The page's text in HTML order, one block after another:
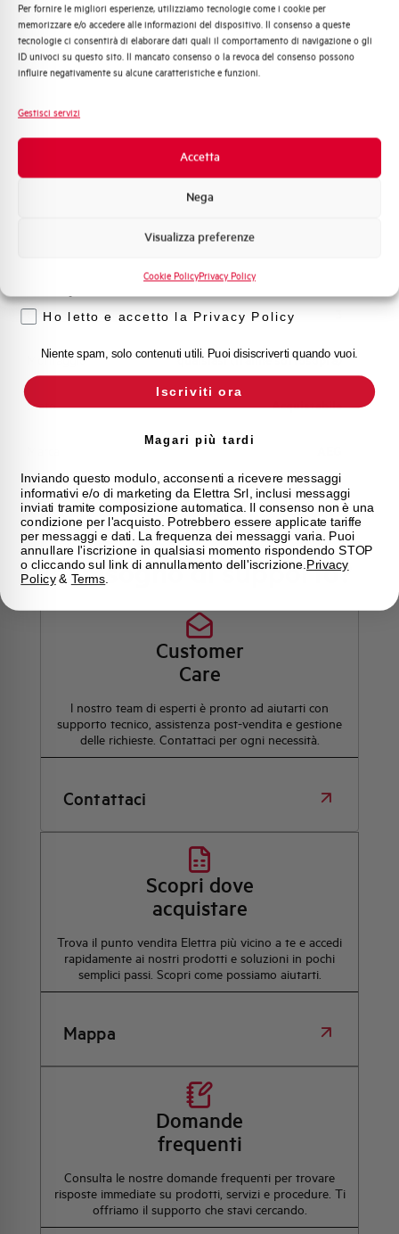
Per fornire le migliori esperienze, utilizziamo tecnologie come i cookie per
memorizzare e/o accedere alle informazioni del dispositivo. Il consenso a queste
tecnologie ci consentirà di elaborare dati quali il comportamento di navigazione o gli
ID univoci su questo sito. Il mancato consenso o la revoca del consenso possono
influire negativamente su alcune caratteristiche e funzioni.
Gestisci servizi
Accetta
Nega
Visualizza preferenze
Cookie PolicyPrivacy Policy
Capacità dei terminali 1…35 mm²
Adatto al sezionamento
Temperatura di stoccaggio -55/+55 °C
Temperatura di riferimento (°C)
Classe di limitazione
Montaggio qualsiasi (tranne sottosopra)
Stato Acquistabile
Hai bisogno di supporto?
Customer
Care
l nostro team di esperti è pronto ad aiutarti con
supporto tecnico, assistenza post-vendita e gestione
delle richieste. Contattaci per ogni necessità.
Contattaci
Scopri dove
acquistare
Trova il punto vendita Elettra più vicino a te e accedi
rapidamente ai nostri prodotti e soluzioni in pochi
semplici passi. Scopri come possiamo aiutarti.
Mappa
Domande
frequenti
Consulta le nostre domande frequenti per trovare
risposte immediate su prodotti, servizi e procedure. Ti
offriamo il supporto che stavi cercando.
Quali argomenti ti interessano di più?
Distribuzione di Energia
Automazione Industriale
Sistema Quadri
Promozioni e offerte
Formazione tecnica
Voglio ricevere aggiornamenti, novità di
Ho letto e accetto la Privacy Policy
Niente spam, solo contenuti utili. Puoi disiscriverti quando vuoi.
Iscriviti ora
Magari più tardi
Inviando questo modulo, acconsenti a ricevere messaggi
informativi e/o di marketing da Elettra Srl, inclusi messaggi
inviati tramite composizione automatica. Il consenso non è una
condizione per l'acquisto. Potrebbero essere applicate tariffe
per messaggi e dati. La frequenza dei messaggi varia. Puoi
annullare l'iscrizione in qualsiasi momento rispondendo STOP
o cliccando sul link di annullamento dell'iscrizione. Privacy
Policy& Terms